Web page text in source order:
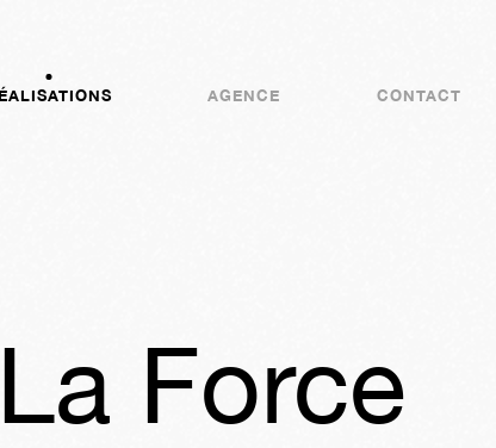
AGENCE CONTACT
Force